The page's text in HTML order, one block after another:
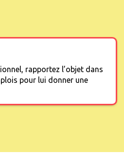
rapportez l’objet dans
pour lui donner une